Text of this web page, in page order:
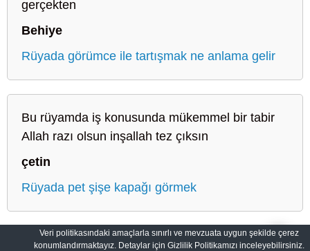
gerçekten
Behiye
Rüyada görümce ile tartışmak ne anlama gelir
Bu rüyamda iş konusunda mükemmel bir tabir
Allah razı olsun inşallah tez çıksın
çetin
Rüyada pet şişe kapağı görmek
Sahih Rüyalar: Rüyaların Dilini Öğrenin Gizlilik Politikası
Veri politikasındaki amaçlarla sınırlı ve mevzuata uygun şekilde çerez
konumlandırmaktayız. Detaylar için Gizlilik Politikamızı inceleyebilirsiniz.